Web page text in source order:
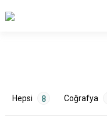
Beytüşşebap
Hepsi 8 Coğrafya